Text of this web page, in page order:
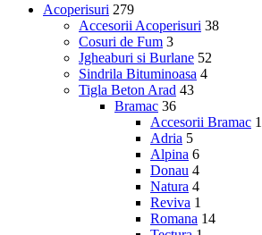
Acoperisuri 279
Accesorii Acoperisuri 38
Cosuri de Fum 3
Jgheaburi si Burlane 52
Sindrila Bituminoasa 4
Tigla Beton Arad 43
Bramac 36
Accesorii Bramac 1
Adria 5
Alpina 6
Donau 4
Natura 4
Reviva 1
Romana 14